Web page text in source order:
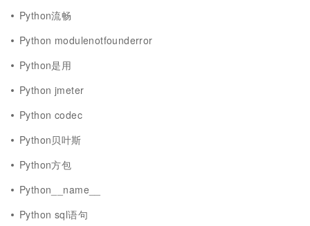
Python流畅
Python modulenotfounderror
Python是用
Python jmeter
Python codec
Python贝叶斯
Python方包
Python__name__
Python sql语句